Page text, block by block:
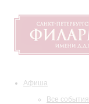
Афиша
Все события